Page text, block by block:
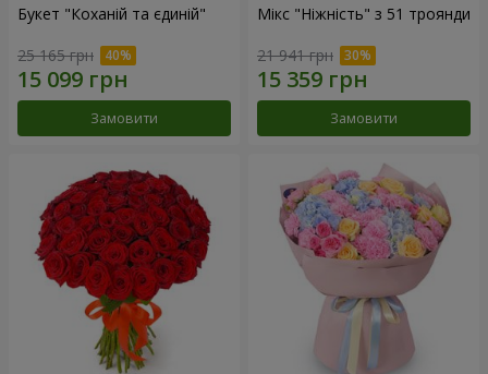
Букет "Коханій та єдиній"
25 165 грн
Замовити
Мікс "Ніжність" з 51 троянди
21 941 грн
Замовити